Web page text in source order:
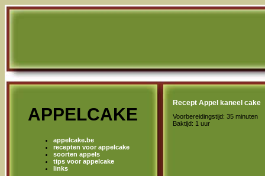
APPELCAKE
appelcake.be
recepten voor appelcake
soorten appels
tips voor appelcake
links
Recept Appel kaneel cake
Voorbereidingstijd: 35 minuten
Baktijd: 1 uur